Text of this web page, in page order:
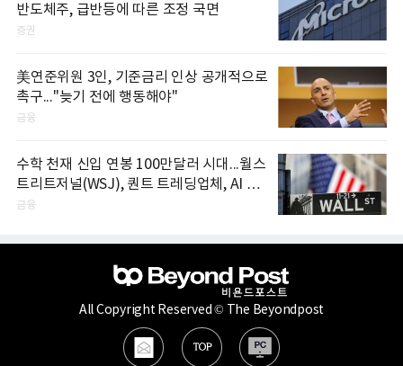
반도체주, 급반등에 따른 조정 국면
증권
美연준위원 3인, 기준금리 인상 공개적으로
촉구..."늦기 전에 행동해야"
금융
수학 천재 신입 연봉 100만달러 시대...월스
트리트저널(WSJ), 퀀트 트레딩업체, AI 기
업들 인재 확보 경쟁
금융
All Copyright Reserved © The Beyondpost